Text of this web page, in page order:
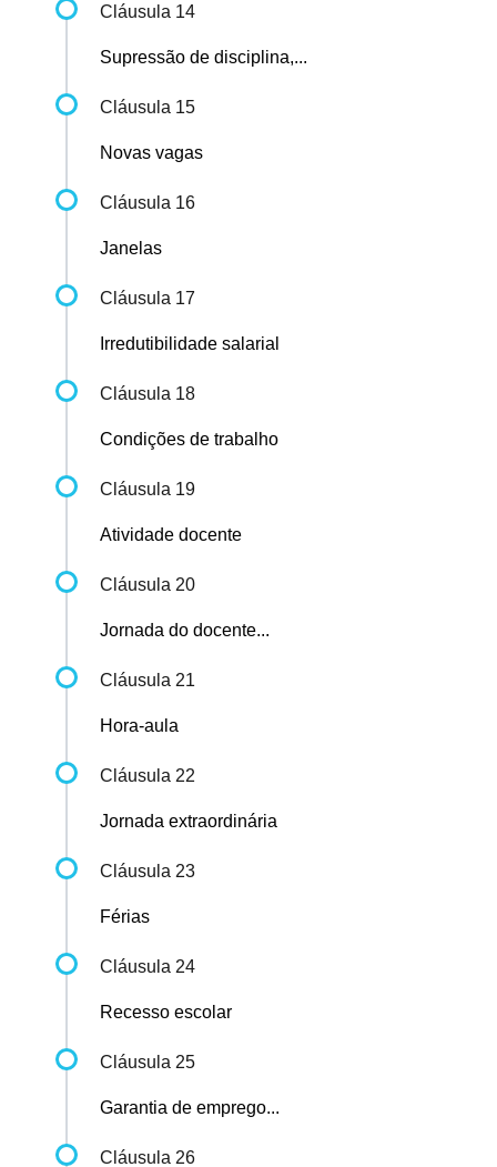
Cláusula 14
Supressão de disciplina,...
Cláusula 15
Novas vagas
Cláusula 16
Janelas
Cláusula 17
Irredutibilidade salarial
Cláusula 18
Condições de trabalho
Cláusula 19
Atividade docente
Cláusula 20
Jornada do docente...
Cláusula 21
Hora-aula
Cláusula 22
Jornada extraordinária
Cláusula 23
Férias
Cláusula 24
Recesso escolar
Cláusula 25
Garantia de emprego...
Cláusula 26